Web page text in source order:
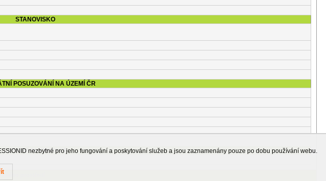
STANOVISKO
POSUZOVÁNÍ NA ÚZEMÍ ČR
OSTATNÍ INFORMACE
prostředí
nezbytné pro jeho fungování a poskytování služeb a jsou zaznamenány pouze po dobu používání webu.